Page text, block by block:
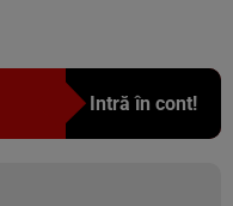
Intră în cont!